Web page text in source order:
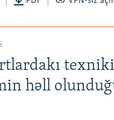
720p 1080p
texniki
həll